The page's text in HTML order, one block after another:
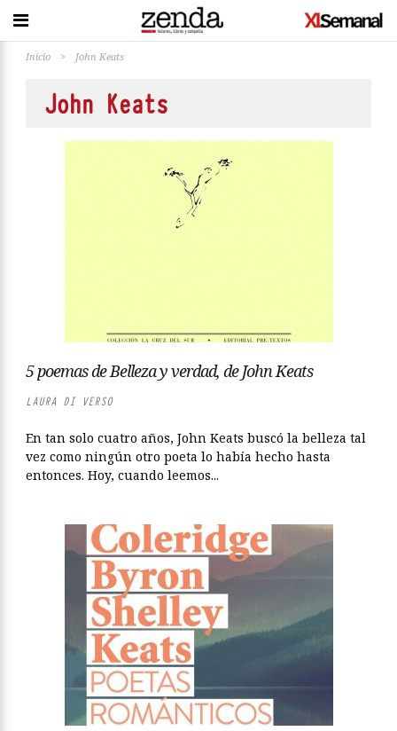
Inicio > John Keats
John Keats
5 poemas de Belleza y verdad, de John Keats
LAURA DI VERSO
En tan solo cuatro años, John Keats buscó la belleza tal
vez como ningún otro poeta lo había hecho hasta
entonces. Hoy, cuando leemos...